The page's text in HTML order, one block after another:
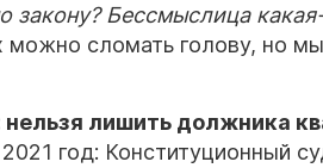
закону? Бессмыслица
можно сломать голову, но
нельзя лишить должника
год: Конституционный